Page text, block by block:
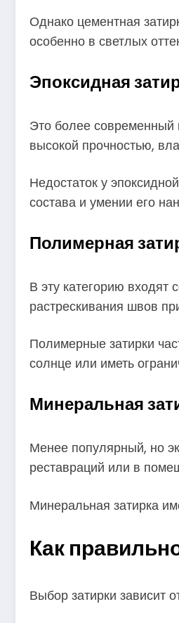
Однако цементная
особенно в светлых
Эпоксидная
Это более современный
высокой прочностью,
Недостаток у
состава и умении его
Полимерная
В эту категорию входят
растрескивания швов
Полимерные затирки
солнце или иметь
Минеральная
Менее популярный, но
реставраций или в
Минеральная затирка
Как
Выбор затирки зависит